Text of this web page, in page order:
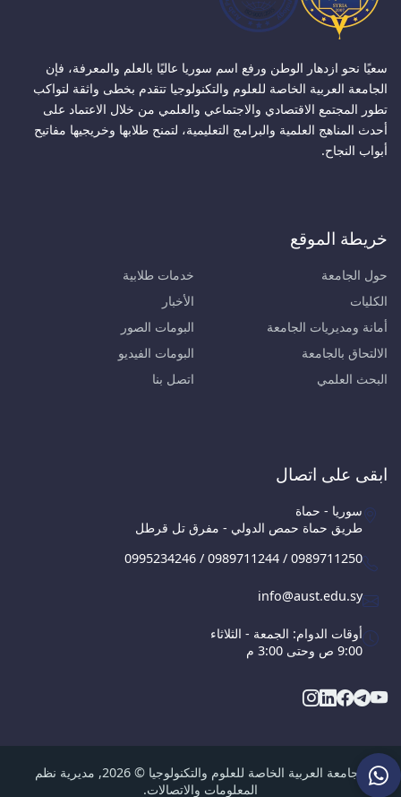
سعيًا نحو ازدهار الوطن ورفع اسم سوريا عاليًا بالعلم والمعرفة، فإن
الجامعة العربية الخاصة للعلوم والتكنولوجيا تتقدم بخطى واثقة لتواكب
تطور المجتمع الاقتصادي والاجتماعي والعلمي من خلال الاعتماد على
أحدث المناهج العلمية والبرامج التعليمية، لتمنح طلابها وخريجيها مفاتيح
أبواب النجاح.
خريطة الموقع
حول الجامعة
الكليات
أمانة ومديريات الجامعة
الالتحاق بالجامعة
البحث العلمي
خدمات طلابية
الأخبار
البومات الصور
البومات الفيديو
اتصل بنا
ابقى على اتصال
سوريا - حماة
طريق حماة حمص الدولي - مفرق تل قرطل
0995234246 / 0989711244 / 0989711250
info@aust.edu.sy
أوقات الدوام: الجمعة - الثلاثاء
9:00 ص وحتى 3:00 م
الجامعة العربية الخاصة للعلوم والتكنولوجيا © 2026, مديرية نظم
المعلومات والاتصالات.